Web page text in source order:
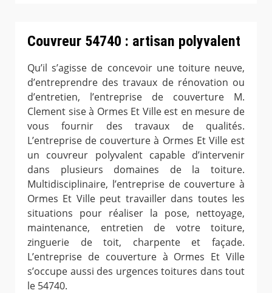
Couvreur 54740 : artisan polyvalent
Qu’il s’agisse de concevoir une toiture neuve,
d’entreprendre des travaux de rénovation ou
d’entretien, l’entreprise de couverture M.
Clement sise à Ormes Et Ville est en mesure de
vous fournir des travaux de qualités.
L’entreprise de couverture à Ormes Et Ville est
un couvreur polyvalent capable d’intervenir
dans plusieurs domaines de la toiture.
Multidisciplinaire, l’entreprise de couverture à
Ormes Et Ville peut travailler dans toutes les
situations pour réaliser la pose, nettoyage,
maintenance, entretien de votre toiture,
zinguerie de toit, charpente et façade.
L’entreprise de couverture à Ormes Et Ville
s’occupe aussi des urgences toitures dans tout
le 54740.